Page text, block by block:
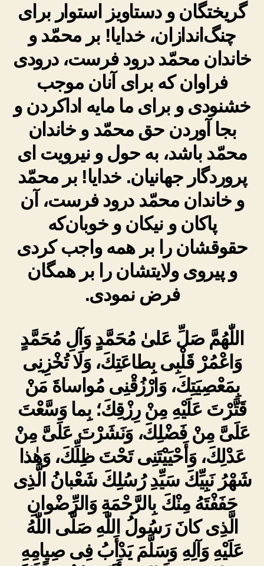
گریختگان و دستاویز استوار برای
چنگ‌اندازان، خدایا! بر محمّد و
خاندان محمّد درود فرست، درودی
فراوان که برای آنان موجب
خشنودی و برای ما مایه اداکردن و
بجا آوردن حق محمّد و خاندان
محمّد باشد، به حول و نیرویت ای
پروردگار جهانیان. خدایا! بر محمّد
و خاندان محمّد درود فرست، آن
پاکان و نیکان و خوبان‌که
حقوقشان را بر همه واجب کردی
و پیروی ولایتشان را بر همگان
فرض نمودی.
اللّٰهُمَّ صَلِّ عَلىٰ مُحَمَّدٍ وَآلِ مُحَمَّدٍ
وَاعْمُرْ قَلْبِى بِطاعَتِكَ، وَلَا تُخْزِنِى
بِمَعْصِيَتِكَ، وَارْزُقْنِى مُواساةَ مَنْ
قَتَّرْتَ عَلَيْهِ مِنْ رِزْقِكَ؛ بِما وَسَّعْتَ
عَلَىَّ مِنْ فَضْلِكَ، وَنَشَرْتَ عَلَىَّ مِنْ
عَدْلِكَ، وَأَحْيَيْتَنِى تَحْتَ ظِلِّكَ، وَهٰذا
شَهْرُ نَبِيِّكَ سَيِّدِ رُسُلِكَ شَعْبانُ الَّذِى
حَفَفْتَهُ مِنْكَ بِالرَّحْمَةِ وَالرِّضْوانِ
الَّذِى كانَ رَسُولُ اللّٰهِ صَلَّى اللّٰهُ
عَلَيْهِ وَآلِهِ وَسَلَّمَ يَدْأَبُ فِى صِيامِهِ